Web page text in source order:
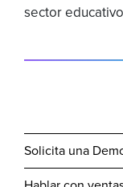
sector
Solicita una